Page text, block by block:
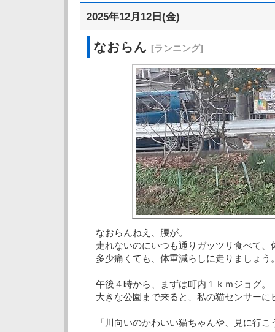
2025年12月12日(金)
なおらん [ランニング]
なおらんねえ、腰が。
走れないのにいつも通りガッツリ食べて、
多少痛くても、体重減らしに走りましょう
午後４時から、まずは町内１ｋｍジョグ。
大きな公園まで来ると、私の猫センサーに
「川向いのかわいい猫ちゃんや、見に行こ